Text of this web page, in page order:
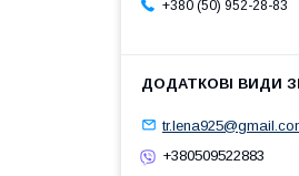
+380 (50) 952-28-83
+380509522883